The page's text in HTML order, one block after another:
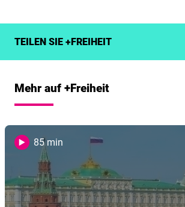
TEILEN SIE +FREIHEIT
Mehr auf +Freiheit
85 min